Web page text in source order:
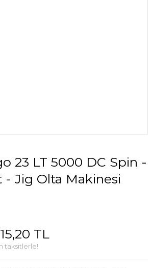
23 LT 5000 DC Spin -
- Jig Olta Makinesi
TL
taksitlerle!